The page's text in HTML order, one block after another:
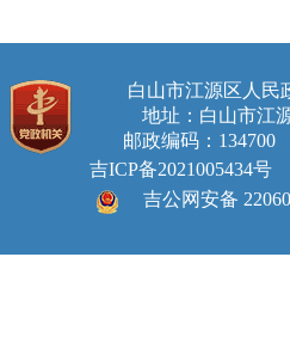
白山市江源区人
地址：白山市江
邮政编码：134700
吉ICP备2021005434号
吉公网安备